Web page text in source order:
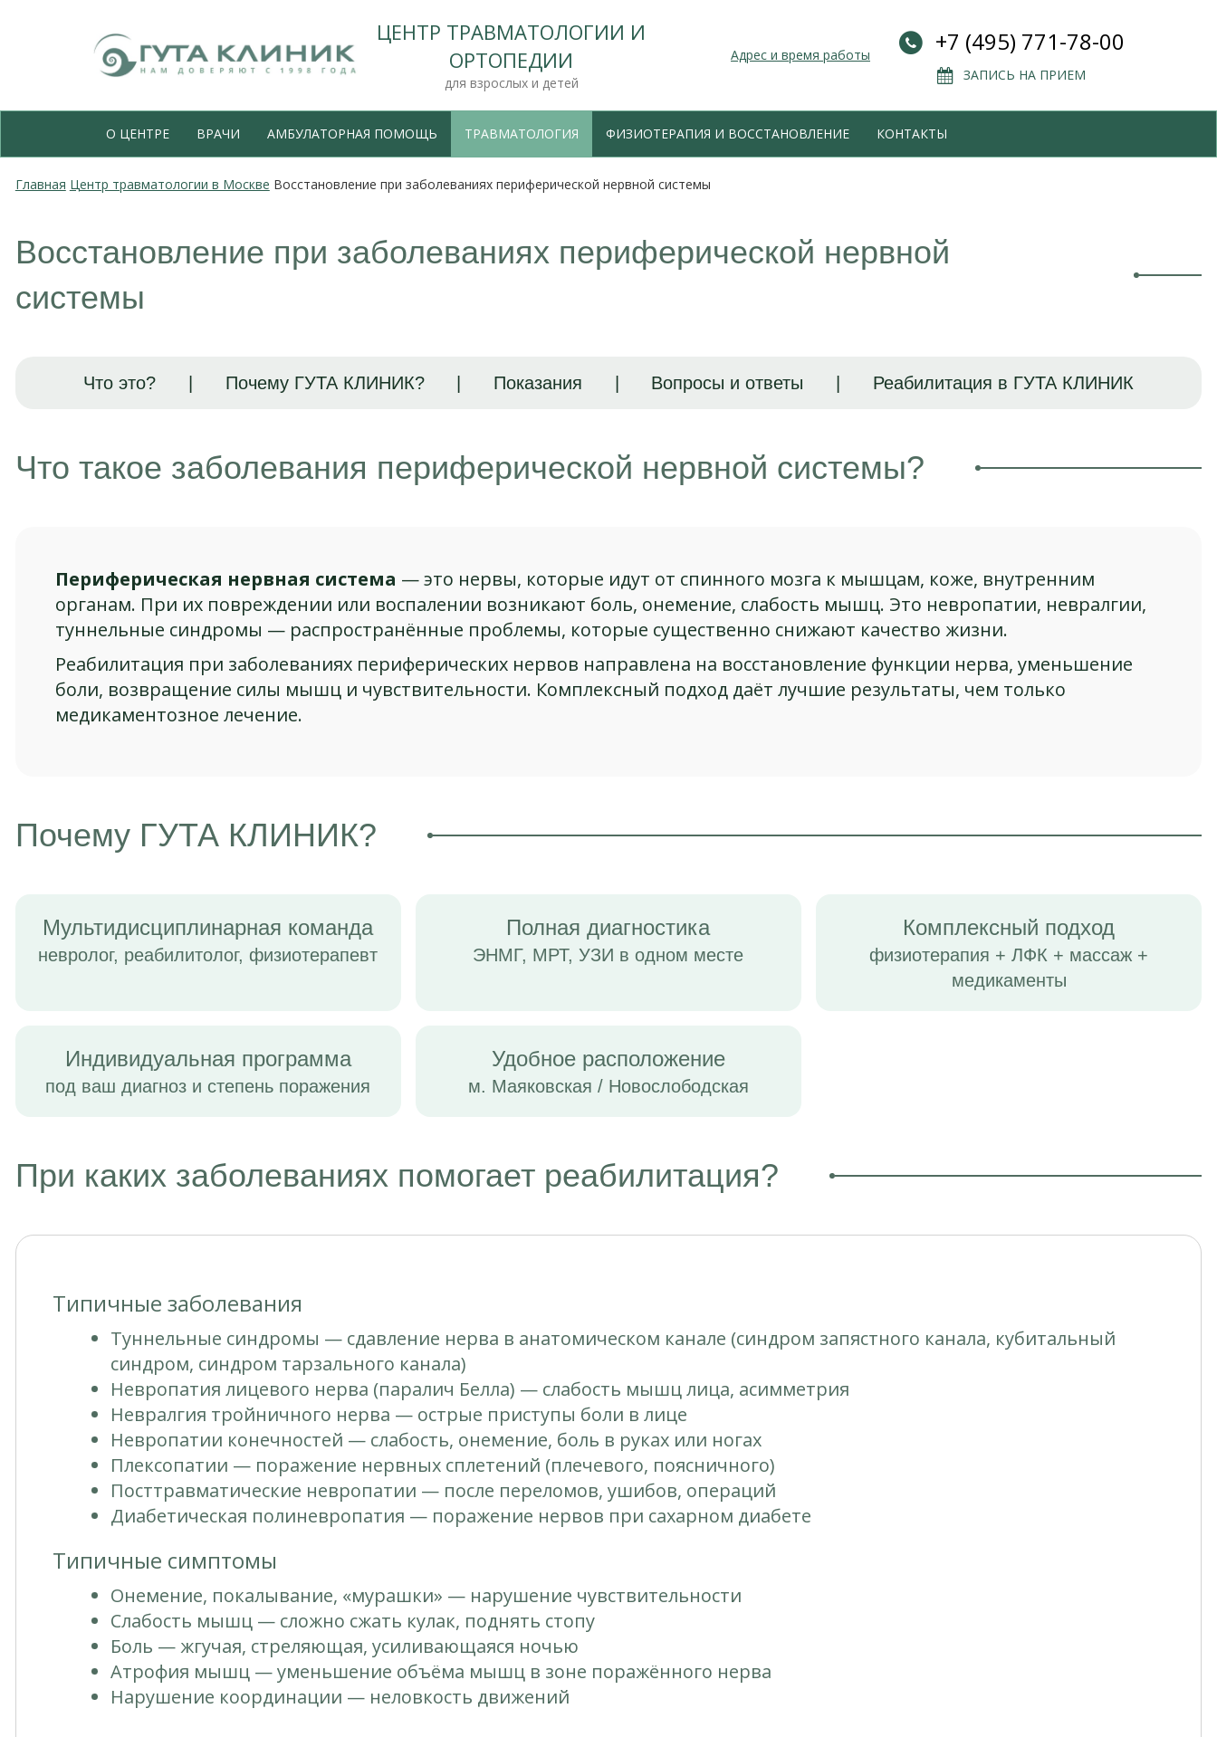
ЦЕНТР ТРАВМАТОЛОГИИ И
ОРТОПЕДИИ
для взрослых и детей
Адрес и время работы +7 (495) 771-78-00
ЗАПИСЬ НА ПРИЕМ
О ЦЕНТРЕ ВРАЧИ АМБУЛАТОРНАЯ ПОМОЩЬ ТРАВМАТОЛОГИЯ (ТЕКУЩИЙ)
ФИЗИОТЕРАПИЯ И ВОССТАНОВЛЕНИЕ КОНТАКТЫ
Главная Центр травматологии в Москве Восстановление при заболеваниях периферической нервной системы
Восстановление при заболеваниях периферической нервной
системы
Что это? Почему ГУТА КЛИНИК? Показания Вопросы и ответы Реабилитация в ГУТА КЛИНИК
Что такое заболевания периферической нервной системы?
Периферическая нервная система — это нервы, которые идут от спинного мозга к мышцам, коже, внутренним
органам. При их повреждении или воспалении возникают боль, онемение, слабость мышц. Это невропатии, невралгии,
туннельные синдромы — распространённые проблемы, которые существенно снижают качество жизни.
Реабилитация при заболеваниях периферических нервов направлена на восстановление функции нерва, уменьшение
боли, возвращение силы мышц и чувствительности. Комплексный подход даёт лучшие результаты, чем только
медикаментозное лечение.
Почему ГУТА КЛИНИК?
Мультидисциплинарная команда
невролог, реабилитолог, физиотерапевт
Полная диагностика
ЭНМГ, МРТ, УЗИ в одном месте
Комплексный подход
физиотерапия + ЛФК + массаж +
медикаменты
Индивидуальная программа
под ваш диагноз и степень поражения
Удобное расположение
м. Маяковская / Новослободская
При каких заболеваниях помогает реабилитация?
Типичные заболевания
Туннельные синдромы — сдавление нерва в анатомическом канале (синдром запястного канала, кубитальный
синдром, синдром тарзального канала)
Невропатия лицевого нерва (паралич Белла) — слабость мышц лица, асимметрия
Невралгия тройничного нерва — острые приступы боли в лице
Невропатии конечностей — слабость, онемение, боль в руках или ногах
Плексопатии — поражение нервных сплетений (плечевого, поясничного)
Посттравматические невропатии — после переломов, ушибов, операций
Диабетическая полиневропатия — поражение нервов при сахарном диабете
Типичные симптомы
Онемение, покалывание, «мурашки» — нарушение чувствительности
Слабость мышц — сложно сжать кулак, поднять стопу
Боль — жгучая, стреляющая, усиливающаяся ночью
Атрофия мышц — уменьшение объёма мышц в зоне поражённого нерва
Нарушение координации — неловкость движений